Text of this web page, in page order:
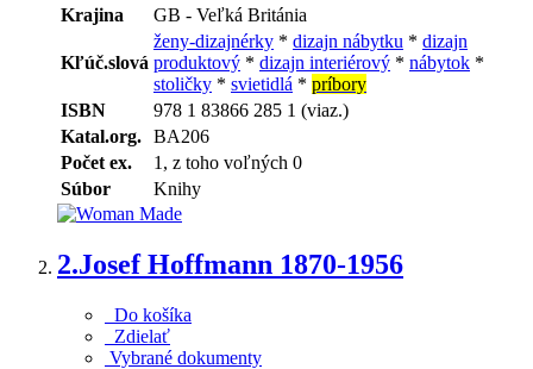
Krajina
GB - Veľká Británia
Kľúč.slová
ženy-dizajnérky * dizajn nábytku * dizajn
produktový * dizajn interiérový * nábytok *
stoličky * svietidlá * príbory
ISBN
978 1 83866 285 1 (viaz.)
Katal.org. BA206
Počet ex.
1, z toho voľných 0
Súbor
Knihy
2.Josef Hoffmann 1870-1956
Do košíka
Zdielať
Vybrané dokumenty